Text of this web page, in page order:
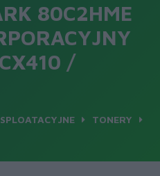
80C2HME
/
TONERY